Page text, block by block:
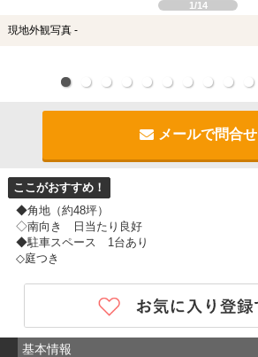
1/14
現地外観写真 -
メールで問合せ
ここがおすすめ！
◆角地（約48坪）
◇南向き 日当たり良好
◆駐車スペース 1台あり
◇庭つき
基本情報